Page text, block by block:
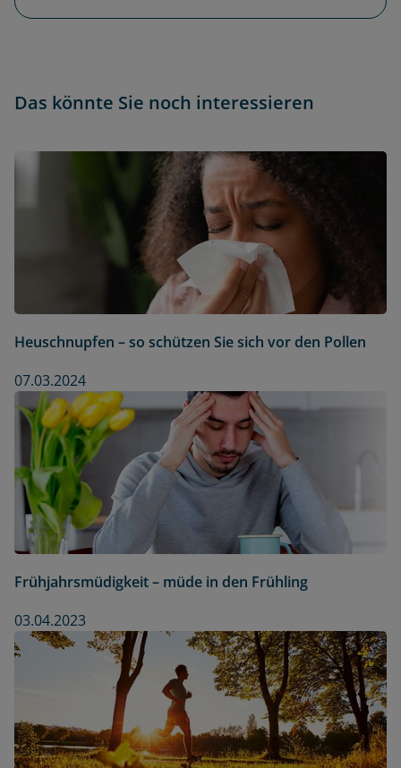
Das könnte Sie noch interessieren
Heuschnupfen – so schützen Sie sich vor den Pollen
07.03.2024
Frühjahrsmüdigkeit – müde in den Frühling
03.04.2023